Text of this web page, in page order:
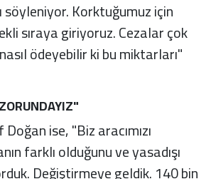
söyleniyor. Korktuğumuz için
sıraya giriyoruz. Cezalar çok
ödeyebilir ki bu miktarları"
ise, "Biz aracımızı
farklı olduğunu ve yasadışı
Değiştirmeye geldik. 140 bin